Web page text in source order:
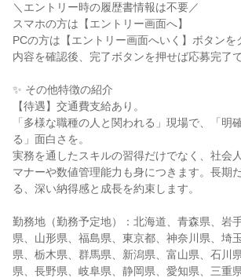
＼エントリー時の履歴書情報は不要／
スマホの方は【エントリー画面へ】
PCの方は【エントリー画面へいく】ボタンを
内容を確認後、完了ボタンを押せば応募完了
✨ その他特徴の紹介
【待遇】交通費支給あり。
「多様な職種の人と関われる」現場で、「明
る」面白さを。
実務を通したスキルの習得だけでなく、社会
マナーや数値管理能力も身につきます。長期
る、深い納得感と成長を約束します。
勤務地（勤務予定地）：北海道、青森県、岩
県、山形県、福島県、東京都、神奈川県、埼
県、栃木県、群馬県、新潟県、富山県、石川
県、長野県、岐阜県、静岡県、愛知県、三重